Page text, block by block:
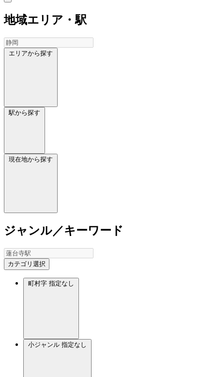
地域エリア・駅
エリアから探す
駅から探す
現在地から探す
ジャンル／キーワード
カテゴリ選択
町村字 指定なし
小ジャンル 指定なし